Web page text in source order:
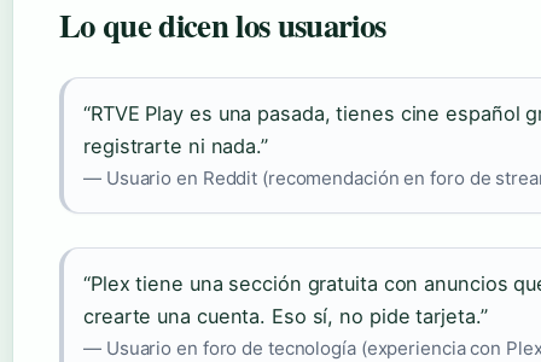
Lo que dicen los usuarios
“RTVE Play es una pasada, tienes cine español
registrarte ni nada.”
— Usuario en Reddit (recomendación en foro de
“Plex tiene una sección gratuita con anuncios
crearte una cuenta. Eso sí, no pide tarjeta.”
— Usuario en foro de tecnología (experiencia con